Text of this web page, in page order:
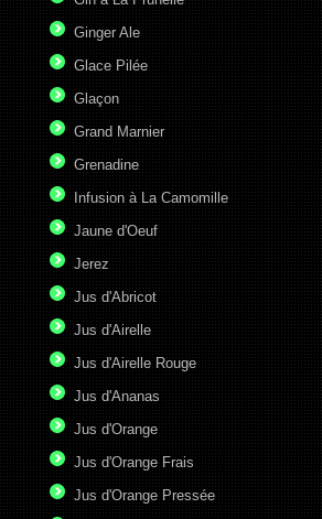
Ginger Ale
Glace Pilée
Glaçon
Grand Marnier
Grenadine
Infusion à La Camomille
Jaune d'Oeuf
Jerez
Jus d'Abricot
Jus d'Airelle
Jus d'Airelle Rouge
Jus d'Ananas
Jus d'Orange
Jus d'Orange Frais
Jus d'Orange Pressée